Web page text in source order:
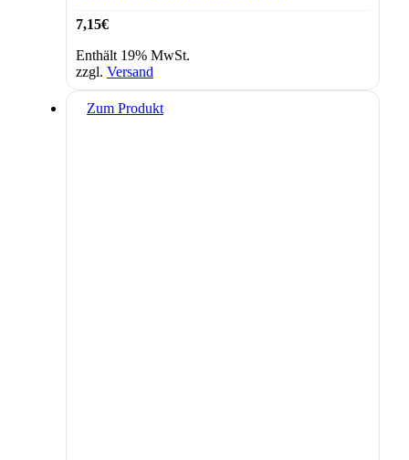
7,15€
Enthält 19% MwSt.
zzgl. Versand
Zum Produkt